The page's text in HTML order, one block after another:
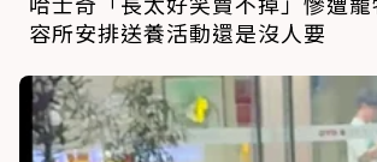
容所安排送養活動還是沒人要